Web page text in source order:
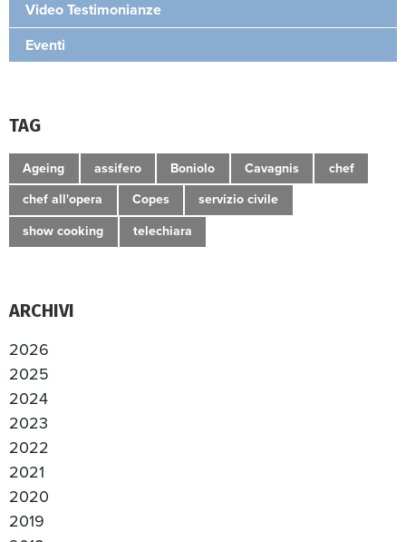
Video Testimonianze
Eventi
TAG
Ageing assifero Boniolo Cavagnis chef
chef all'opera Copes servizio civile
show cooking telechiara
ARCHIVI
2026
2025
2024
2023
2022
2021
2020
2019